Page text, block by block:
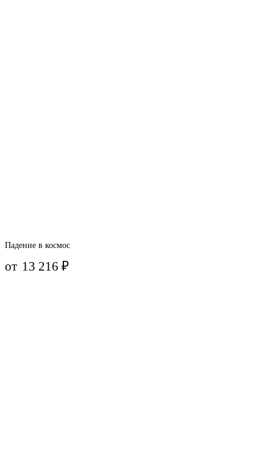
Падение в космос
от 13 216₽